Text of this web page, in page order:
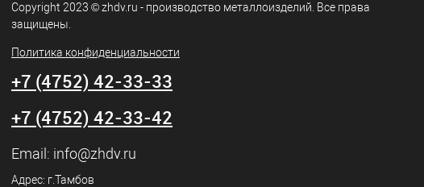
Copyright 2023 © zhdv.ru - производство металлоизделий. Все права
защищены.
Политика конфиденциальности
+7 (4752) 42-33-33
+7 (4752) 42-33-42
Email: info@zhdv.ru
Адрес: г.Тамбов